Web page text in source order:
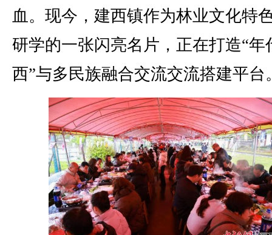
血。现今，建西镇作为林业文化特
研学的一张闪亮名片，正在打造“年
西”与多民族融合交流交流搭建平台